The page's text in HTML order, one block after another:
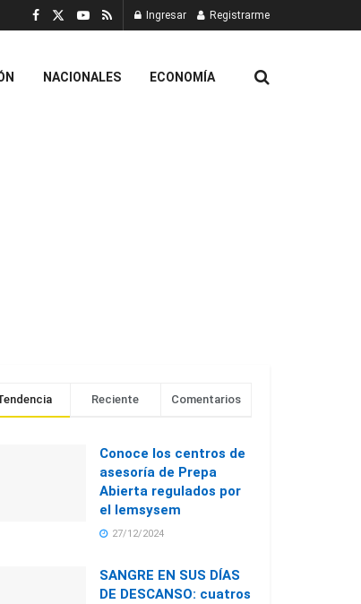
Ingresar Registrarme
NACIONALES ECONOMÍA
Reciente Comentarios
Conoce los centros de
asesoría de Prepa
Abierta regulados por
el Iemsysem
27/12/2024
SANGRE EN SUS DÍAS
DE DESCANSO: cuatros